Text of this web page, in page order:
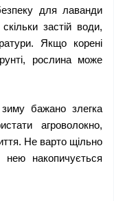
для лаванди
застій води,
Якщо корені
рослина може
бажано злегка
агроволокно,
Не варто щільно
накопичується